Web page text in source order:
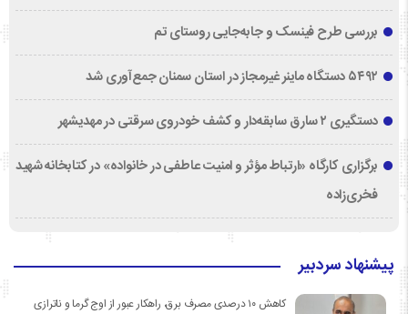
بررسی طرح فینسک و جابه‌جایی روستای تم
۵۴۹۲ دستگاه ماینر غیرمجاز در استان سمنان جمع‌آوری شد
دستگیری ۲ سارق سابقه‌دار و کشف خودروی سرقتی در مهدیشهر
برگزاری کارگاه «ارتباط مؤثر و امنیت عاطفی در خانواده» در کتابخانه شهید
فخری‌زاده
پیشنهاد سردبیر
کاهش ۱۰ درصدی مصرف برق، راهکار عبور از اوج گرما و ناترازی